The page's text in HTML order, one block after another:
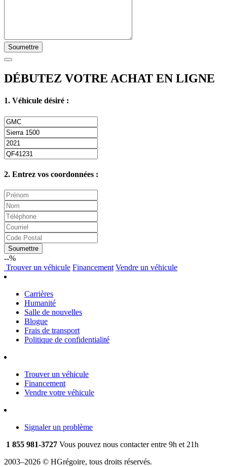
Soumettre
DÉBUTEZ VOTRE ACHAT EN LIGNE
1. Véhicule désiré :
2. Entrez vos coordonnées :
Soumettre
--%
Trouverun véhicule Financement Vendre un véhicule
Carrières
Humanité
Salle de nouvelles
Blogue
Frais de transport
Politique de confidentialité
Trouver un véhicule
Financement
Vendre votre véhicule
Signaler un problème
1 855 981-3727 Vous pouvez nous contacter entre 9h et 21h
2003–2026 © HGrégoire, tous droits réservés.